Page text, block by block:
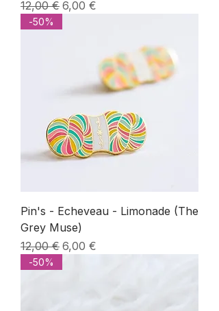
Prix original
12,00 € Prix promotionnel
6,00 €
-50%
Pin's - Echeveau - Limonade (The
Grey Muse)
Prix original
12,00 € Prix promotionnel
6,00 €
-50%